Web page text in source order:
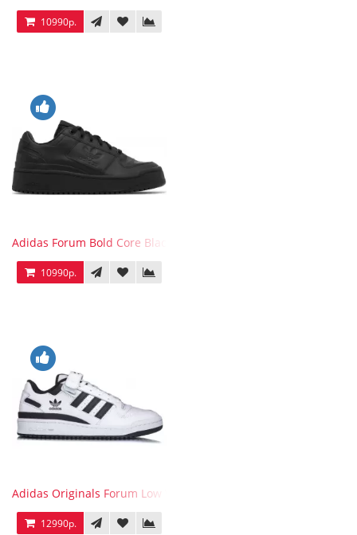
10990р.
Adidas Forum Bold Core Black
10990р.
Adidas Originals Forum Low WB White Black
12990р.